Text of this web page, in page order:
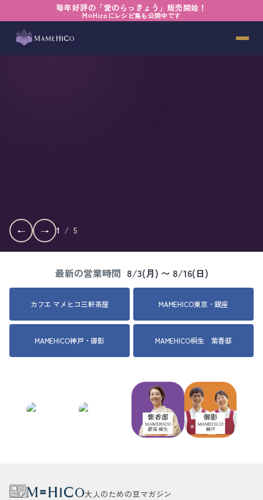
毎年好評の「愛のらっきょう」販売開始！
M=Hicoにレシピ集も公開中です
← → 1 / 5
最新の営業時間 8/3(月) 〜 8/16(日)
カフエ マメヒコ三軒茶屋 MAMEHICO東京・銀座
MAMEHICO神戸・御影 MAMEHICO桐生 紫香邸
大人のための豆マガジン